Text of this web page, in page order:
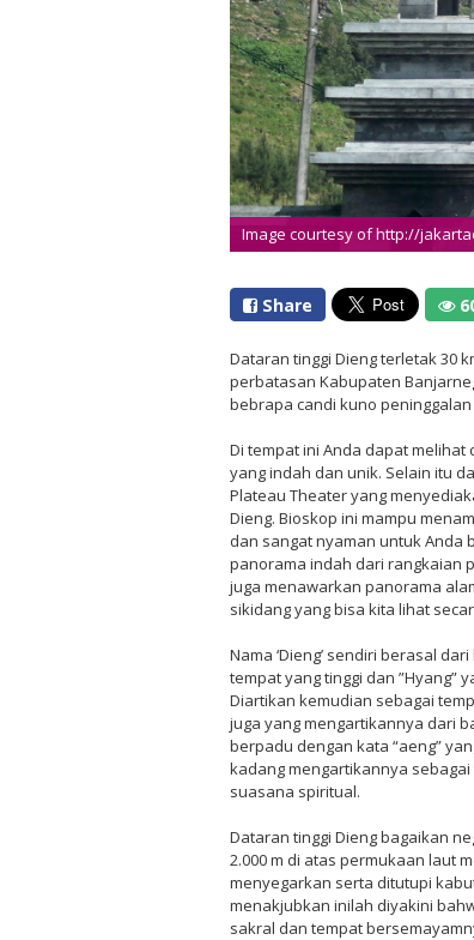
Image courtesy of http://
Share
Dataran tinggi Dieng terletak 30
perbatasan Kabupaten
bebrapa candi kuno
Di tempat ini Anda dapat
yang indah dan unik. Selain itu
Plateau Theater yang
Dieng. Bioskop ini mampu
dan sangat nyaman untuk Anda
panorama indah dari rangkaian
juga menawarkan panorama
sikidang yang bisa kita lihat
Nama ‘Dieng’ sendiri berasal
tempat yang tinggi dan ”Hyang”
Diartikan kemudian sebagai
juga yang mengartikannya dari
berpadu dengan kata “aeng”
kadang mengartikannya
suasana spiritual.
Dataran tinggi Dieng bagaikan
2.000 m di atas permukaan laut
menyegarkan serta ditutupi
menakjubkan inilah diyakini
sakral dan tempat